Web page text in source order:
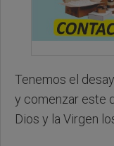
Tenemos el
y comenzar este
Dios y la Virgen